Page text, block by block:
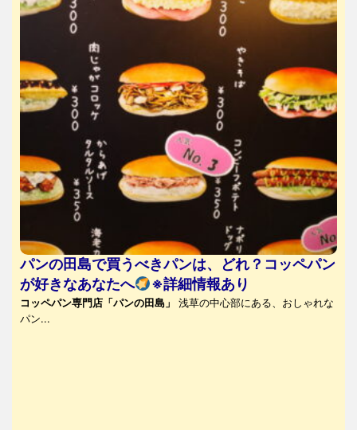
パンの田島で買うべきパンは、どれ？コッペパン
が好きなあなたへ
※詳細情報あり
コッペパン専門店「パンの田島」
浅草の中心部にある、おしゃれな
パン...